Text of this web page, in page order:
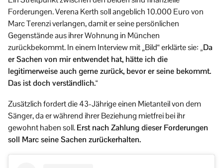
Forderungen. Verena Kerth soll angeblich 10.000 Euro von
Marc Terenzi verlangen, damit er seine persönlichen
Gegenstände aus ihrer Wohnung in München
zurückbekommt. In einem Interview mit „Bild“ erklärte sie: „Da
er Sachen von mir entwendet hat, hätte ich die
legitimerweise auch gerne zurück, bevor er seine bekommt.
Das ist doch verständlich.“
Zusätzlich fordert die 43-Jährige einen Mietanteil von dem
Sänger, da er während ihrer Beziehung mietfrei bei ihr
gewohnt haben soll.Erst nach Zahlung dieser Forderungen
soll Marc seine Sachen zurückerhalten.